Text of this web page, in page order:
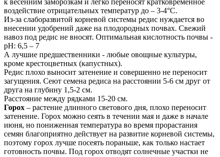
к весенним заморозкам и легко переносят кратковременное
воздействие отрицательных температур до – 3-4°С.
Из-за слаборазвитой корневой системы редис нуждается во
внесении удобрений даже на плодородных почвах. Свежий
навоз под редис не вносят. Оптимальная кислотность почвы -
рН: 6,5 – 7
А лучшие предшественники - любые овощные культуры,
кроме крестоцветных (капустных).
Редис плохо выносит затенение и совершенно не переносит
загущения. Сеют семена редиса на расстоянии 5-6 см друг от
друга на глубину 1,5-2 см.
Расстояние между рядками 15-20 см.
Горох – растение длинного светового дня, плохо переносит
затенение. Горох можно сеять в течении мая и даже в начале
июня, но пониженная температура во время прорастания
семян благоприятно действует на развитие корневой системы,
поэтому горох лучше посеять пораньше, как только настает
готовность почвы. Под горох отводят солнечные участки не